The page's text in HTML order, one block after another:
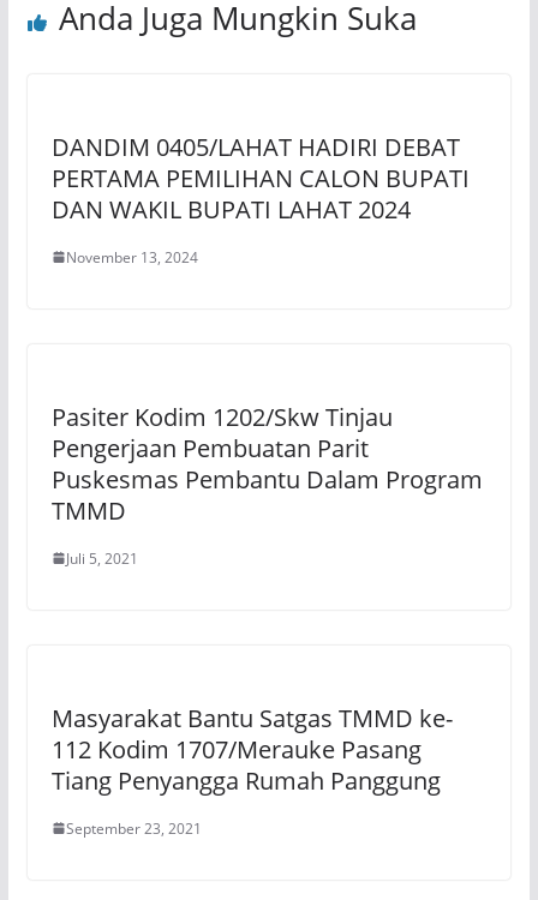
Anda Juga Mungkin Suka
DANDIM 0405/LAHAT HADIRI DEBAT
PERTAMA PEMILIHAN CALON BUPATI
DAN WAKIL BUPATI LAHAT 2024
November 13, 2024
Pasiter Kodim 1202/Skw Tinjau
Pengerjaan Pembuatan Parit
Puskesmas Pembantu Dalam Program
TMMD
Juli 5, 2021
Masyarakat Bantu Satgas TMMD ke-
112 Kodim 1707/Merauke Pasang
Tiang Penyangga Rumah Panggung
September 23, 2021